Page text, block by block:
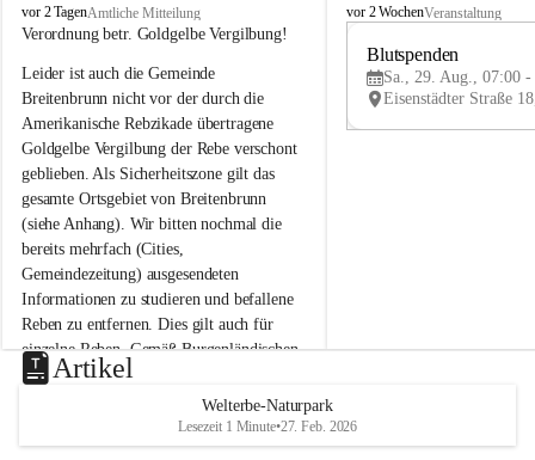
B
r
i
t
e
n
b
r
u
n
n
a
m
N
e
u
s
d
vor 2 TagenAmtliche Mitteilung
Verordnung betr. Goldgelbe Vergilbung!
Leider ist auch die Gemeinde
Breitenbrunn nicht vor der durch die
Amerikanische Rebzikade übertragene
Goldgelbe Vergilbung der Rebe verschont
geblieben. Als Sicherheitszone gilt das
gesamte Ortsgebiet von Breitenbrunn
(siehe Anhang). Wir bitten nochmal die
bereits mehrfach (Cities,
Gemeindezeitung) ausgesendeten
Informationen zu studieren und befallene
Reben zu entfernen. Dies gilt auch für
einzelne Reben. Gemäß Burgenländischen
Weinbaugesetz sind nicht gepflegte oder
unzulässige Weingärten zu roden! Bitte
helfen wir zusammen um unsere Winzer
vor den prognostizierten Ernteausfällen
B
e
u
e
d
vor 2 WochenVeranstaltung
Blutspenden
Sa., 29. Aug., 07:00 -
Artikel
Welterbe-Naturpark
Lesezeit 1 Minute•27. Feb. 2026